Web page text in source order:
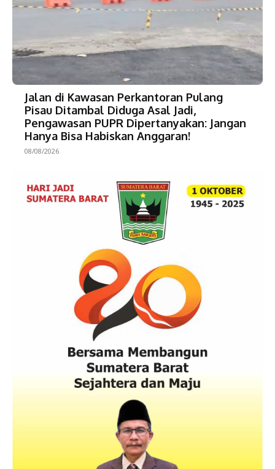
Jalan di Kawasan Perkantoran Pulang
Pisau Ditambal Diduga Asal Jadi,
Pengawasan PUPR Dipertanyakan: Jangan
Hanya Bisa Habiskan Anggaran!
08/08/2026